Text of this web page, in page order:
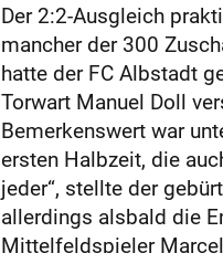
Der 2:2-Ausgleich
mancher der 300
hatte der FC Albstadt
Torwart Manuel Doll
Bemerkenswert war
ersten Halbzeit, die
jeder“, stellte der
allerdings alsbald die
Mittelfeldspieler